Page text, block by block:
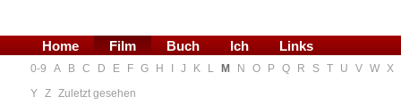
Home Film Buch Ich Links
0-9 A B C D E F G H J K L M N O P Q R S T U V W X
Y Z Zuletzt gesehen